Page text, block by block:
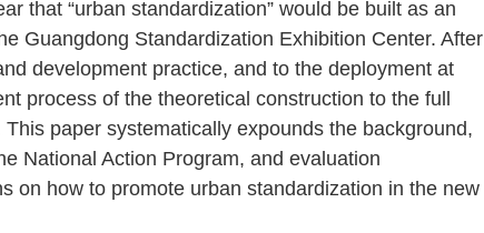
that “urban standardization” would be built as an
Guangdong Standardization Exhibition Center. After
development practice, and to the deployment at
process of the theoretical construction to the full
paper systematically expounds the background,
National Action Program, and evaluation
on how to promote urban standardization in the new